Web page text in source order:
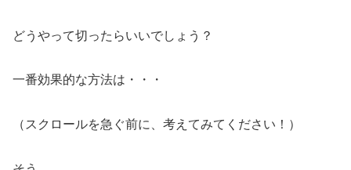
どうやって切ったらいいでしょう？
一番効果的な方法は・・・
（スクロールを急ぐ前に、考えてみてください！）